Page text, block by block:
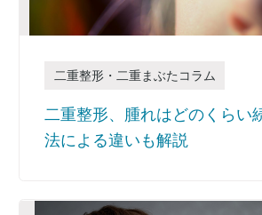
二重整形・二重まぶたコラム
二重整形、腫れはどのくらい
法による違いも解説